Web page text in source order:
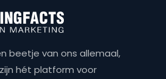
beetje van ons allemaal,
hét platform voor